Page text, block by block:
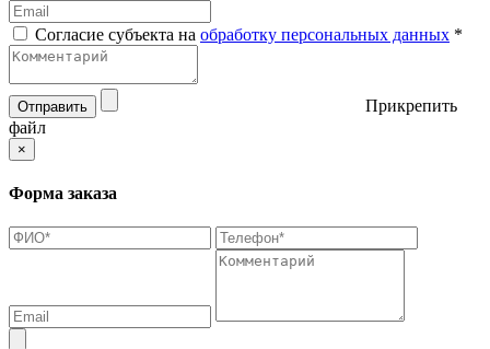
Согласие субъекта на обработку персональных данных *
Отправить
Прикрепить
файл
×
Форма заказа